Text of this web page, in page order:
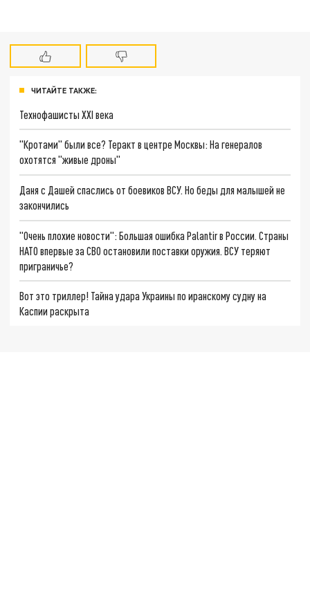
ЧИТАЙТЕ ТАКЖЕ:
Технофашисты XXI века
"Кротами" были все? Теракт в центре Москвы: На генералов
охотятся "живые дроны"
Даня с Дашей спаслись от боевиков ВСУ. Но беды для малышей не
закончились
"Очень плохие новости": Большая ошибка Palantir в России. Страны
НАТО впервые за СВО остановили поставки оружия. ВСУ теряют
приграничье?
Вот это триллер! Тайна удара Украины по иранскому судну на
Каспии раскрыта